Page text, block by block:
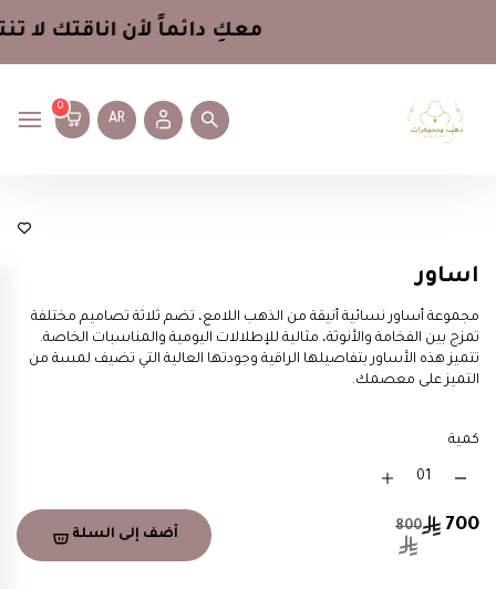
معكِ دائماً لأن اناقتك لا
AR
0
اساور
مجموعة أساور نسائية أنيقة من الذهب اللامع، تضم ثلاثة تصاميم مختلفة
تمزج بين الفخامة والأنوثة، مثالية للإطلالات اليومية والمناسبات الخاصة.
تتميز هذه الأساور بتفاصيلها الراقية وجودتها العالية التي تضيف لمسة من
التميز على معصمك.
كمية
700
800
أضف إلى السلة